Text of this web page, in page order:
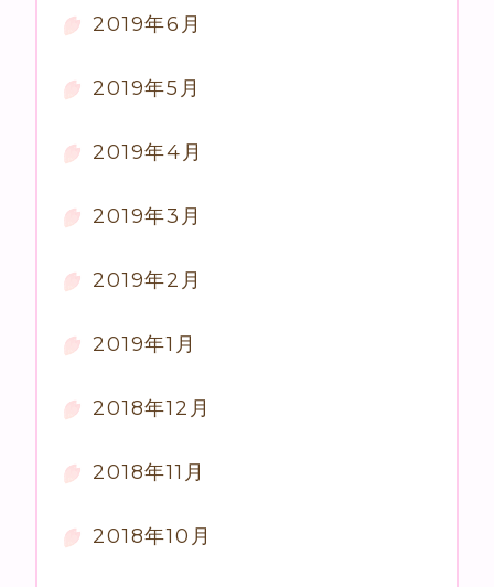
2019年6月
2019年5月
2019年4月
2019年3月
2019年2月
2019年1月
2018年12月
2018年11月
2018年10月